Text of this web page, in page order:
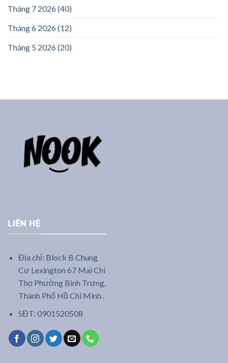
Tháng 7 2026 (40)
Tháng 6 2026 (12)
Tháng 5 2026 (20)
LIÊN HỆ
Địa chỉ: Block B Chung
Cư Lexington 67 Mai Chí
Thọ Phường Bình Trưng,
Thành Phố Hồ Chí Minh .
SĐT: 0901520508